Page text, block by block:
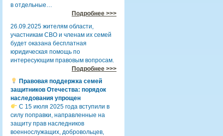
в отдельные…
Подробнее >>>
26.09.2025 жителям области,
участникам СВО и членам их семей
будет оказана бесплатная
юридическая помощь по
интересующим правовым вопросам.
Подробнее >>>
Правовая поддержка семей
защитников Отечества: порядок
наследования упрощен
С 15 июля 2025 года вступили в
силу поправки, направленные на
защиту прав наследников
военнослужащих, добровольцев,